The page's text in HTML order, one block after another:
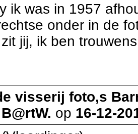
ik was in 1957
onder in de
jij, ik ben
visserij foto,s
B@rtW. op 16-12-